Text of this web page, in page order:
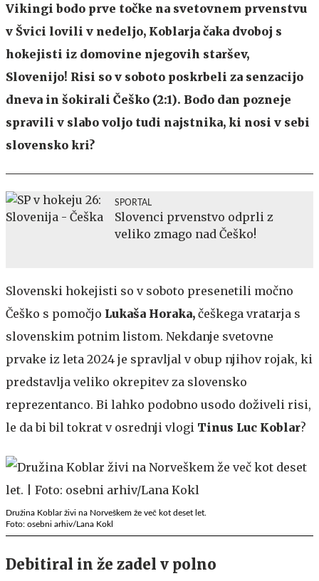
Vikingi bodo prve točke na svetovnem prvenstvu
v Švici lovili v nedeljo, Koblarja čaka dvoboj s
hokejisti iz domovine njegovih staršev,
Slovenijo! Risi so v soboto poskrbeli za senzacijo
dneva in šokirali Češko (2:1). Bodo dan pozneje
spravili v slabo voljo tudi najstnika, ki nosi v sebi
slovensko kri?
SPORTAL
Slovenci prvenstvo odprli z
veliko zmago nad Češko!
Slovenski hokejisti so v soboto presenetili močno
Češko s pomočjo Lukaša Horaka, češkega vratarja s
slovenskim potnim listom. Nekdanje svetovne
prvake iz leta 2024 je spravljal v obup njihov rojak, ki
predstavlja veliko okrepitev za slovensko
reprezentanco. Bi lahko podobno usodo doživeli risi,
le da bi bil tokrat v osrednji vlogi Tinus Luc Koblar?
Družina Koblar živi na Norveškem že več kot deset let.
Foto: osebni arhiv/Lana Kokl
Debitiral in že zadel v polno